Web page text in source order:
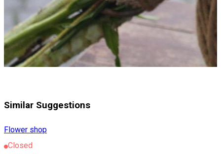
Similar Suggestions
Flower shop
Closed